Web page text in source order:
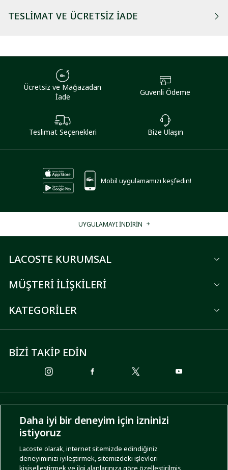
TESLIMAT VE ÜCRETSIZ İADE
Ücretsiz ve Mağazadan
İade
Güvenli Ödeme
Teslimat Seçenekleri Bize Ulaşın
Mobil uygulamamızı keşfedin!
UYGULAMAYI İNDİRİN
LACOSTE KURUMSAL
MÜŞTERİ İLİŞKİLERİ
KATEGORİLER
BİZİ TAKİP EDİN
ÖDEME SEÇENEKLERİ
KARGO SEÇENEKLERİ
Daha iyi bir deneyim için izninizi
istiyoruz
Lacoste olarak, internet sitemizde edindiğiniz
deneyiminizi iyileştirmek, sitemizdeki işlevleri
kişiselleştirmek ve ilgi alanlarınıza göre özelleştirilmiş